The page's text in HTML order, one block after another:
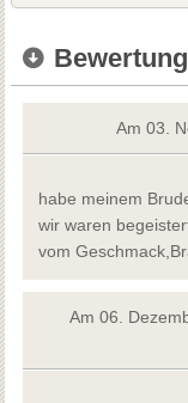
Am 03.
habe meinem
wir waren
vom
Am 06.